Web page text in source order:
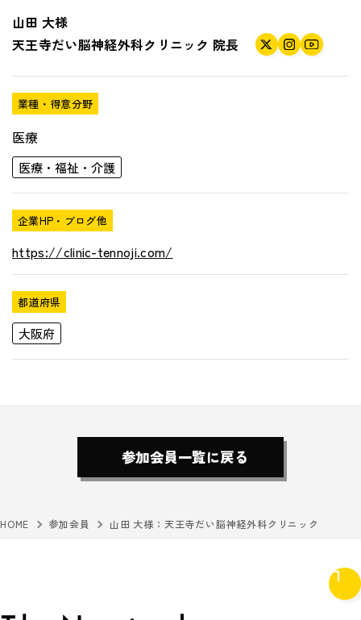
山田 大様
天王寺だい脳神経外科クリニック 院長
業種・得意分野
医療
医療・福祉・介護
企業HP・ブログ他
https://clinic-tennoji.com/
都道府県
大阪府
参加会員一覧に戻る
HOME 参加会員 山田 大様：天王寺だい脳神経外科クリニック